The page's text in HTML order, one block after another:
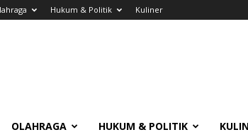
Hukum & Politik Kuliner
OLAHRAGA HUKUM & POLITIK